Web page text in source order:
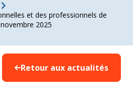
et des professionnels de
2025
Retour aux actualités